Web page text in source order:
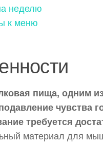
неделю
к меню
пища, одним
чувства
требуется
материал для